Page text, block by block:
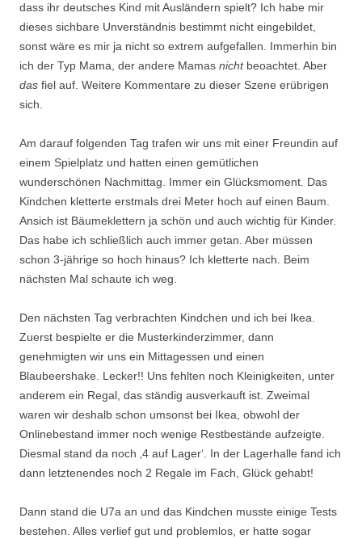
dass ihr deutsches Kind mit Ausländern spielt? Ich habe mir
dieses sichbare Unverständnis bestimmt nicht eingebildet,
sonst wäre es mir ja nicht so extrem aufgefallen. Immerhin bin
ich der Typ Mama, der andere Mamas nichtbeoachtet. Aber
das fiel auf. Weitere Kommentare zu dieser Szene erübrigen
sich.
Am darauf folgenden Tag trafen wir uns mit einer Freundin auf
einem Spielplatz und hatten einen gemütlichen
wunderschönen Nachmittag. Immer ein Glücksmoment. Das
Kindchen kletterte erstmals drei Meter hoch auf einen Baum.
Ansich ist Bäumeklettern ja schön und auch wichtig für Kinder.
Das habe ich schließlich auch immer getan. Aber müssen
schon 3-jährige so hoch hinaus? Ich kletterte nach. Beim
nächsten Mal schaute ich weg.
Den nächsten Tag verbrachten Kindchen und ich bei Ikea.
Zuerst bespielte er die Musterkinderzimmer, dann
genehmigten wir uns ein Mittagessen und einen
Blaubeershake. Lecker!! Uns fehlten noch Kleinigkeiten, unter
anderem ein Regal, das ständig ausverkauft ist. Zweimal
waren wir deshalb schon umsonst bei Ikea, obwohl der
Onlinebestand immer noch wenige Restbestände aufzeigte.
Diesmal stand da noch ‚4 auf Lager‘. In der Lagerhalle fand ich
dann letztenendes noch 2 Regale im Fach, Glück gehabt!
Dann stand die U7a an und das Kindchen musste einige Tests
bestehen. Alles verlief gut und problemlos, er hatte sogar